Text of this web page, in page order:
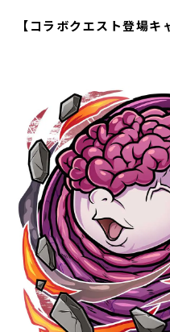
【コラボクエスト登場